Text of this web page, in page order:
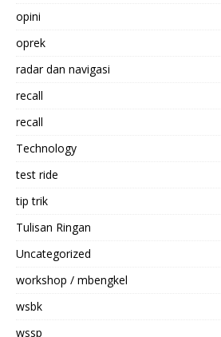
opini
oprek
radar dan navigasi
recall
recall
Technology
test ride
tip trik
Tulisan Ringan
Uncategorized
workshop / mbengkel
wsbk
wssp